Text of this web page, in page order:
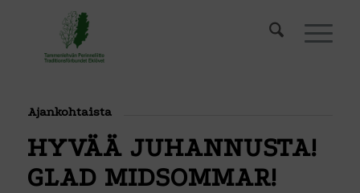
Ajankohtaista
HYVÄÄ JUHANNUSTA!
GLAD MIDSOMMAR!